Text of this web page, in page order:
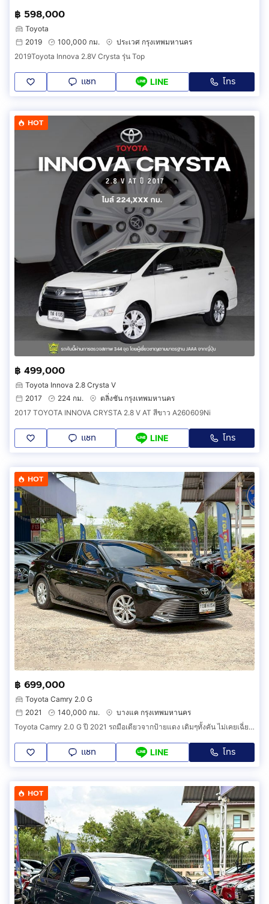
฿ 598,000
Toyota
2019
100,000 กม.
ประเวศ กรุงเทพมหานคร
2019Toyota Innova 2.8V Crysta รุ่น Top
แชท LINE โทร
HOT
฿ 499,000
Toyota Innova 2.8 Crysta V
2017
224 กม.
ตลิ่งชัน กรุงเทพมหานคร
2017 TOYOTA INNOVA CRYSTA 2.8 V AT สีขาว A260609Ni
แชท LINE โทร
HOT
฿ 699,000
Toyota Camry 2.0 G
2021
140,000 กม.
บางแค กรุงเทพมหานคร
Toyota Camry 2.0 G ปี 2021 รถมือเดียวจากป้ายแดง เดิมๆทั้งคัน ไม่เคยเฉี่ยวชน แม้แต่น็อตสักตัวก็ยังไม่เคยไข สภาพใหม่มาก ฟรีดาวน์ ออกรถง่ายๆ
แชท LINE โทร
HOT